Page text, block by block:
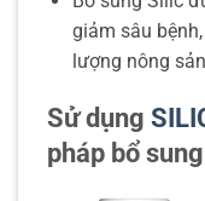
giảm sâu
lượng nông
Sử dụng
pháp bổ